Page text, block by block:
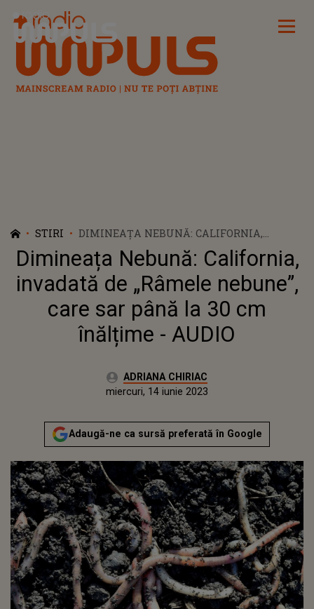
Radio Impuls
STIRI
DIMINEAȚA NEBUNĂ: CALIFORNIA,
INVADATĂ DE „RÂMELE NEBUNE”, CARE
SAR PÂNĂ LA 30 CM ÎNĂLȚIME - AUDIO
Dimineața Nebună: California,
invadată de „Râmele nebune”,
care sar până la 30 cm
înălțime - AUDIO
Autor:ADRIANA CHIRIAC
Actualizat:
miercuri, 14 iunie 2023
Adaugă-ne ca sursă preferată în Google